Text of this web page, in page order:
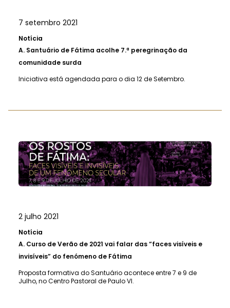
7 setembro 2021
Notícia
A. Santuário de Fátima acolhe 7.ª peregrinação da
comunidade surda
Iniciativa está agendada para o dia 12 de Setembro.
2 julho 2021
Notícia
A. Curso de Verão de 2021 vai falar das “faces visíveis e
invisíveis” do fenómeno de Fátima
Proposta formativa do Santuário acontece entre 7 e 9 de
Julho, no Centro Pastoral de Paulo VI.